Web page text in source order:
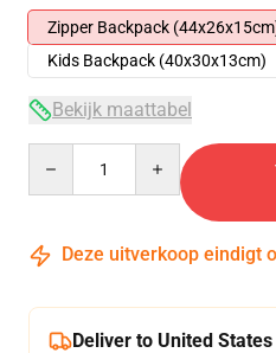
Zipper Backpack
Kids Backpack (40x30x13cm)
Bekijk maattabel
Deze uitverkoop eindigt
Deliver to United States